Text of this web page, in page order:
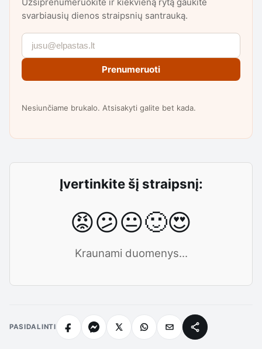
svarbiausių dienos straipsnių santrauką.
Prenumeruoti
Nesiunčiame brukalo. Atsisakyti galite bet kada.
Įvertinkite šį straipsnį:
😡😕😐🙂😍
Kraunami duomenys...
PASIDALINTI